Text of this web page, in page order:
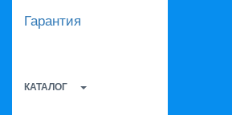
Гарантия
КАТАЛОГ